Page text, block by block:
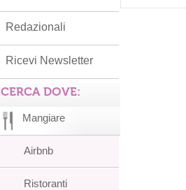
Redazionali
Ricevi Newsletter
CERCA DOVE:
Mangiare
Airbnb
Ristoranti